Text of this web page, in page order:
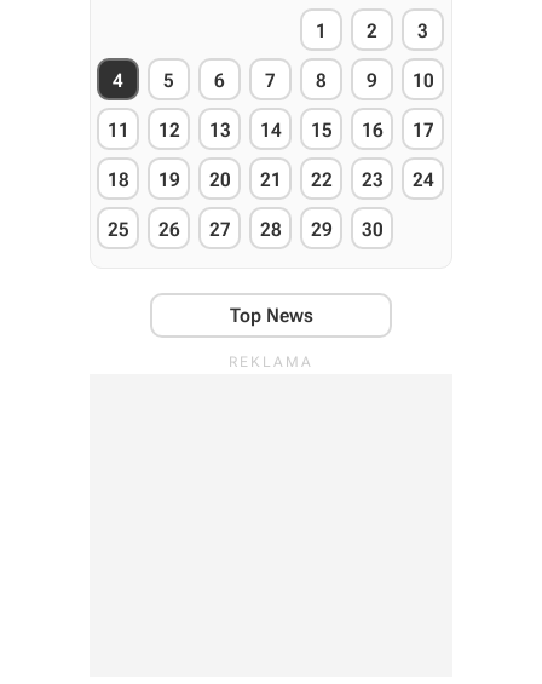
1 2 3
4 5 6 7 8 9 10
11 12 13 14 15 16 17
18 19 20 21 22 23 24
25 26 27 28 29 30
Top News